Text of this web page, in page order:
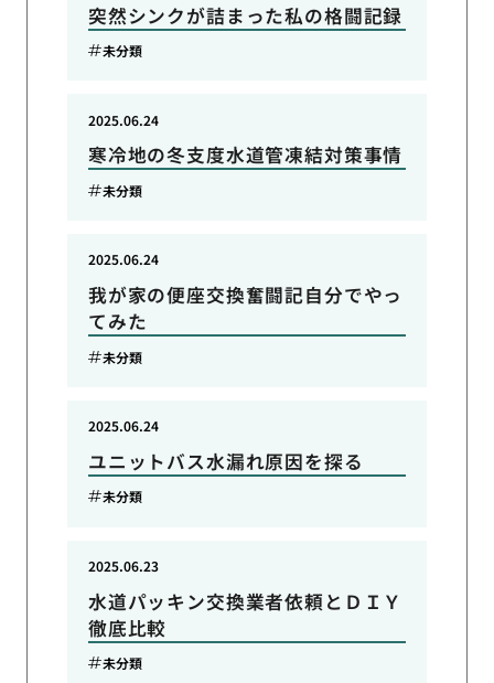
突然シンクが詰まった私の格闘記録
未分類
寒冷地の冬支度水道管凍結対策事情
2025.06.24
未分類
我が家の便座交換奮闘記自分でやっ
てみた
2025.06.24
未分類
ユニットバス水漏れ原因を探る
2025.06.24
未分類
水道パッキン交換業者依頼とＤＩＹ
徹底比較
2025.06.23
未分類